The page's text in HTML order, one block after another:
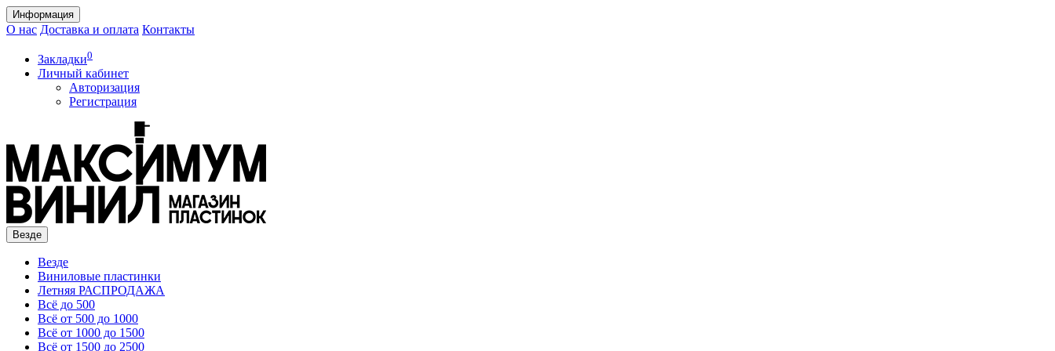
Информация
О нас Доставка и оплата Контакты
Закладки0
Личный кабинет
Авторизация
Регистрация
Везде
Везде
Виниловые пластинки
Летняя РАСПРОДАЖА
Всё до 500
Всё от 500 до 1000
Всё от 1000 до 1500
Всё от 1500 до 2500